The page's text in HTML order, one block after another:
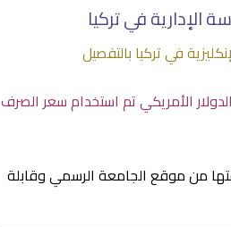
الإدارية في تركيا
في تركيا بالتفصيل
التركية لعام 2022 ما يقابلها بالدولار الأمريكي تم استخدام سعر الصرف
من موقع الجامعة الرسمي وقابلة